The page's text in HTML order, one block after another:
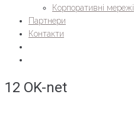
Корпоративні мережі
Партнери
Контакти
12 OK-net